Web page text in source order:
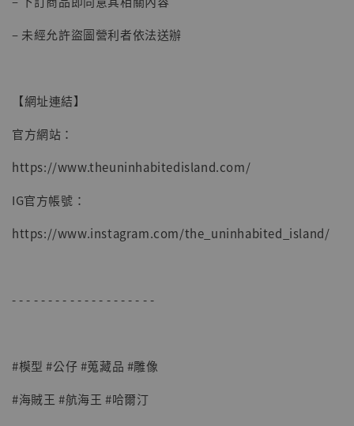
– 未經允許盜圖營利者依法送辦
【網址連結】
官方網站：
https://www.theuninhabitedisland.com/
IG官方帳號：
https://www.instagram.com/the_uninhabited_island/
- - - - - - - - - - - - - - - - - - - -
#模型 #公仔 #蒐藏品 #雕像
#海賊王 #航海王 #哈爾汀